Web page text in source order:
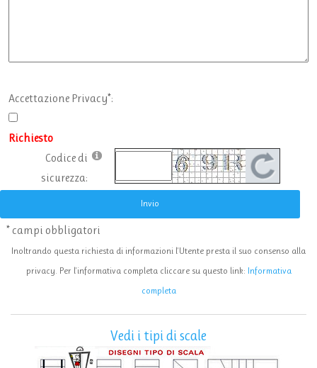
Accettazione Privacy*:
Richiesto
Codice di
sicurezza:
Invio
* campi obbligatori
Inoltrando questa richiesta di informazioni l'Utente presta il suo consenso alla
privacy. Per l'informativa completa cliccare su questo link: Informativa
completa
Vedi i tipi di scale